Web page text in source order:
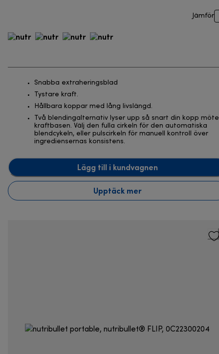
Jämför
Snabba extraheringsblad
Tystare kraft.
Hållbara koppar med lång livslängd.
Två blendingalternativ lyser upp så snart din kopp
kraftbasen. Välj den fulla cirkeln för den automatiska
blendcykeln, eller pulscirkeln för manuell kontroll över
ingrediensernas konsistens.
Lägg till i kundvagnen
Upptäck mer